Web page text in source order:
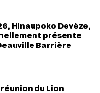
Hinaupoko Devèze,
présente
Barrière
du Lion